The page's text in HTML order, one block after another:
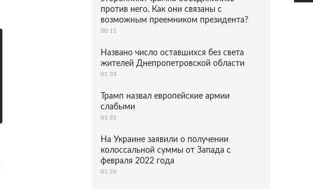
против него. Как они связаны с
возможным преемником президента?
00:11
Названо число оставшихся без света
жителей Днепропетровской области
01:33
Трамп назвал европейские армии
слабыми
01:31
На Украине заявили о получении
колоссальной суммы от Запада с
февраля 2022 года
01:26